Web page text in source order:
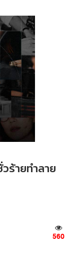
ร้ายทำลาย
560